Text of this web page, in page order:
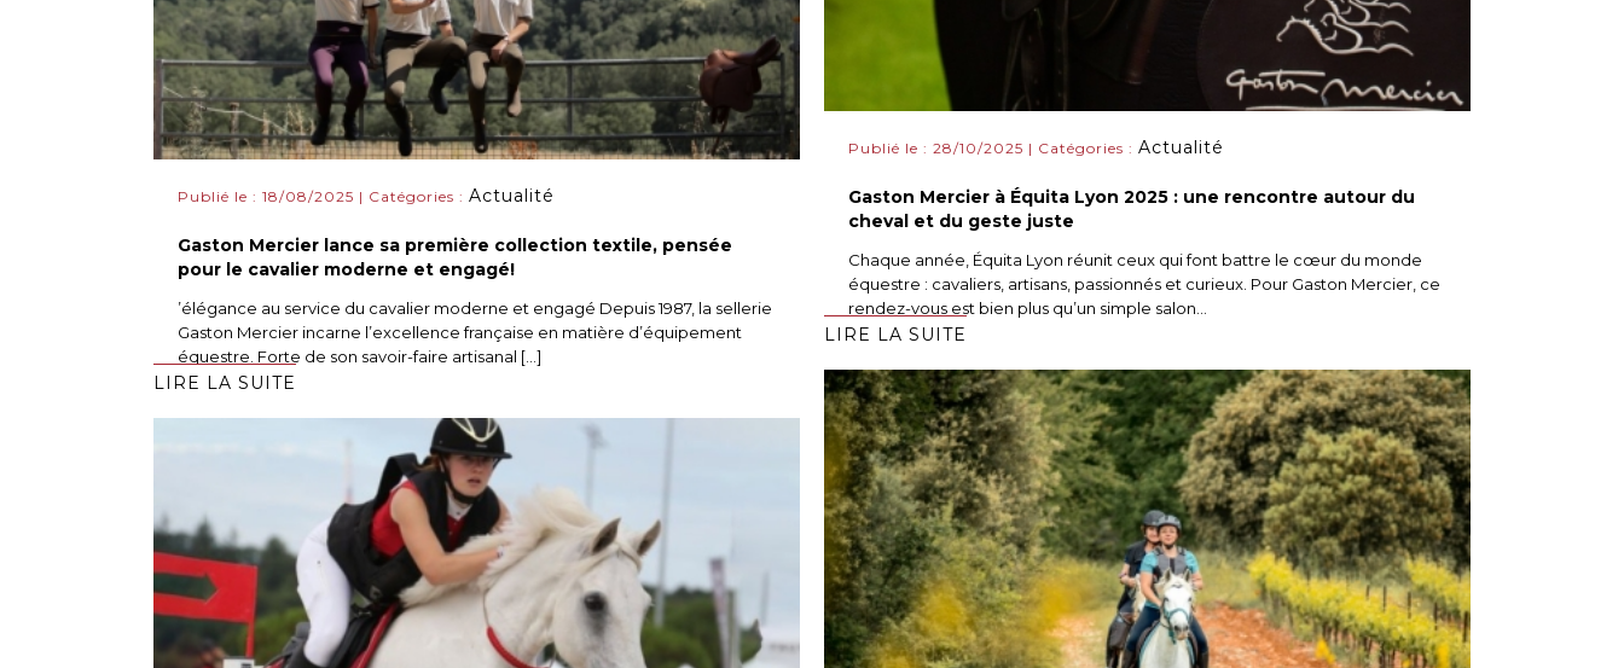
Gaston Mercier à Équita Lyon 2025 : une rencontre autour du
cheval et du geste juste
Publié le : 28/10/2025 | Catégories : Actualité
Chaque année, Équita Lyon réunit ceux qui font battre le cœur du monde
équestre : cavaliers, artisans, passionnés et curieux. Pour Gaston Mercier, ce
rendez-vous est bien plus qu’un simple salon...
LIRE LA SUITE
Gaston Mercier lance sa première collection textile, pensée
pour le cavalier moderne et engagé!
Publié le : 18/08/2025 | Catégories : Actualité
’élégance au service du cavalier moderne et engagé Depuis 1987, la sellerie
Gaston Mercier incarne l’excellence française en matière d’équipement
équestre. Forte de son savoir-faire artisanal [...]
LIRE LA SUITE